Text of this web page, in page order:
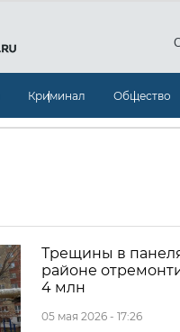
Криминал Общество
Трещины в
районе
4 млн
05 мая 2026 - 17:26